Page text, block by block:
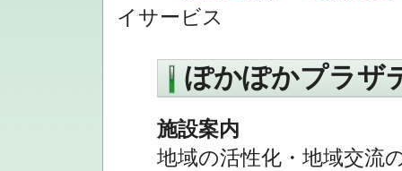
イサービス
ぽかぽかプラザ
施設案内
地域の活性化・地域交流